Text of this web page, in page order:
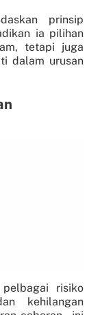
prinsip
ia pilihan
tetapi juga
dalam urusan
risiko
kehilangan